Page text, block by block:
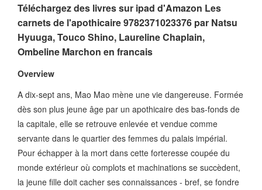
Téléchargez des livres sur ipad d'Amazon Les
carnets de l'apothicaire 9782371023376 par Natsu
Hyuuga, Touco Shino, Laureline Chaplain,
Ombeline Marchon en francais
Overview
A dix-sept ans, Mao Mao mène une vie dangereuse. Formée
dès son plus jeune âge par un apothicaire des bas-fonds de
la capitale, elle se retrouve enlevée et vendue comme
servante dans le quartier des femmes du palais impérial.
Pour échapper à la mort dans cette forteresse coupée du
monde extérieur où complots et machinations se succèdent,
la jeune fille doit cacher ses connaissances - bref, se fondre